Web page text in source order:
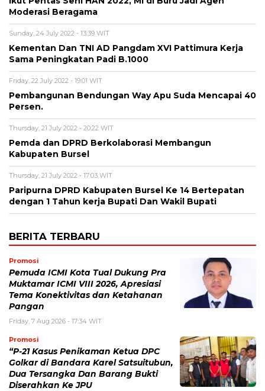
Moderasi Beragama
Sunday, 24 July 2022 - 13:39 WIT
Kementan Dan TNI AD Pangdam XVI Pattimura Kerja
Sama Peningkatan Padi B.1000
Friday, 22 July 2022 - 19:01 WIT
Pembangunan Bendungan Way Apu Suda Mencapai 40
Persen.
Thursday, 21 July 2022 - 20:22 WIT
Pemda dan DPRD Berkolaborasi Membangun
Kabupaten Bursel
Thursday, 21 July 2022 - 17:03 WIT
Paripurna DPRD Kabupaten Bursel Ke 14 Bertepatan
dengan 1 Tahun kerja Bupati Dan Wakil Bupati
BERITA TERBARU
Promosi
Pemuda ICMI Kota Tual Dukung Pra
Muktamar ICMI VIII 2026, Apresiasi
Tema Konektivitas dan Ketahanan
Pangan
Friday, 7 Aug 2026 - 17:34 WIT
Promosi
“P-21 Kasus Penikaman Ketua DPC
Golkar di Bandara Karel Satsuitubun,
Dua Tersangka Dan Barang Bukti
Diserahkan Ke JPU